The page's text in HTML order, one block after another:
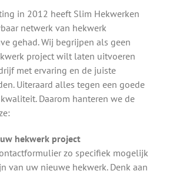
in 2012 heeft Slim Hekwerken
netwerk van hekwerk
gehad. Wij begrijpen als geen
project wilt laten uitvoeren
met ervaring en de juiste
Uiteraard alles tegen een goede
Daarom hanteren we de
hekwerk project
zo specifiek mogelijk
van uw nieuwe hekwerk. Denk aan